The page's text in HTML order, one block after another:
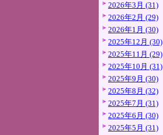
2026年3月 (31)
2026年2月 (29)
2026年1月 (30)
2025年12月 (30)
2025年11月 (29)
2025年10月 (31)
2025年9月 (30)
2025年8月 (32)
2025年7月 (31)
2025年6月 (30)
2025年5月 (31)